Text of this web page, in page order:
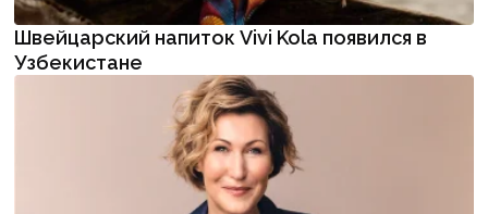
Швейцарский напиток Vivi Kola появился в
Узбекистане